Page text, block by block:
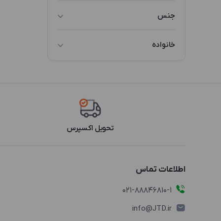
سایز 2
سایز 3
جنس
خانواده
تحویل اکسپرس
اطلاعات تماس
021-88846810-1
info@JTD.ir